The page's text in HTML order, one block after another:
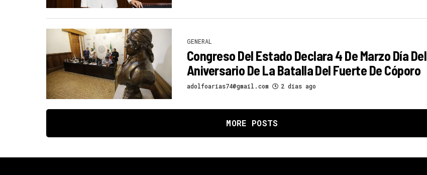
GENERAL
Congreso Del Estado Declara 4 De Marzo Día Del
Aniversario De La Batalla Del Fuerte De Cóporo
adolfoarias74@gmail.com 2 días ago
MORE POSTS